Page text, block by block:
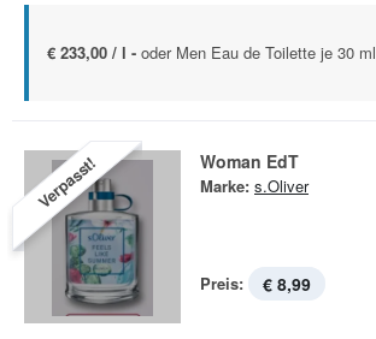
€ 233,00 / l - oder Men Eau de Toilette je 30 ml
Verpasst! Woman EdT
Marke: s.Oliver
Preis: € 8,99